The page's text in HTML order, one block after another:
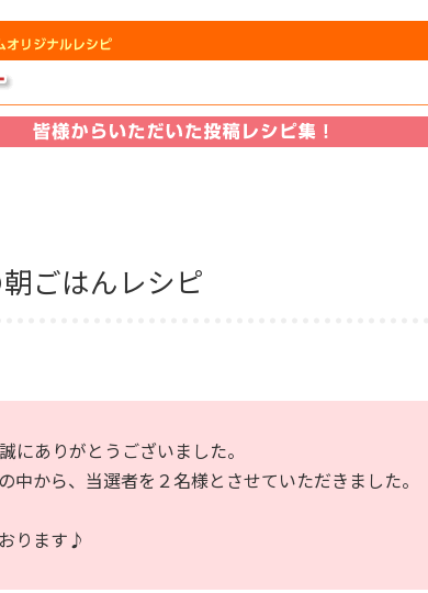
ごはんレシピ
にありがとうございました。
から、当選者を２名様とさせていただきました。
ります♪